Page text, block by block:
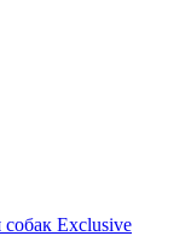
Exclusive